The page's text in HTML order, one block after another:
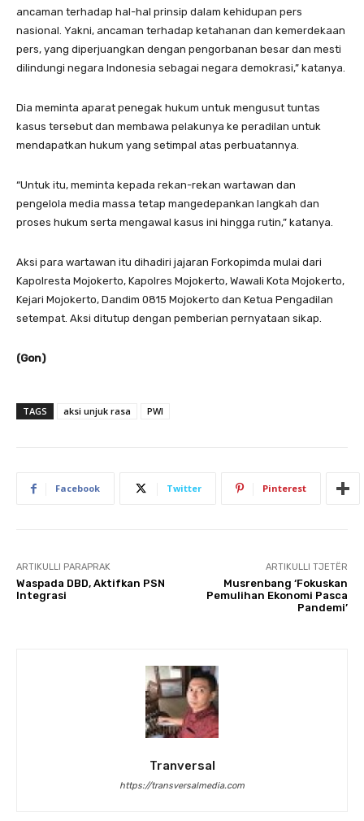
ancaman terhadap hal-hal prinsip dalam kehidupan pers
nasional. Yakni, ancaman terhadap ketahanan dan kemerdekaan
pers, yang diperjuangkan dengan pengorbanan besar dan mesti
dilindungi negara Indonesia sebagai negara demokrasi,” katanya.
Dia meminta aparat penegak hukum untuk mengusut tuntas
kasus tersebut dan membawa pelakunya ke peradilan untuk
mendapatkan hukum yang setimpal atas perbuatannya.
“Untuk itu, meminta kepada rekan-rekan wartawan dan
pengelola media massa tetap mangedepankan langkah dan
proses hukum serta mengawal kasus ini hingga rutin,” katanya.
Aksi para wartawan itu dihadiri jajaran Forkopimda mulai dari
Kapolresta Mojokerto, Kapolres Mojokerto, Wawali Kota Mojokerto,
Kejari Mojokerto, Dandim 0815 Mojokerto dan Ketua Pengadilan
setempat. Aksi ditutup dengan pemberian pernyataan sikap.
(Gon)
TAGS aksi unjuk rasa PWI
Facebook Twitter Pinterest
ARTIKULLI PARAPRAK
Waspada DBD, Aktifkan PSN
Integrasi
ARTIKULLI TJETËR
Musrenbang ‘Fokuskan
Pemulihan Ekonomi Pasca
Pandemi’
Tranversal
https://transversalmedia.com